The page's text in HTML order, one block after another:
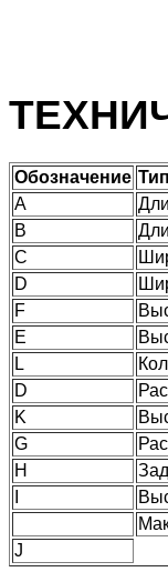
Обозначение Тип
А
В
С
D
F
E
L
D
K
G
H
J